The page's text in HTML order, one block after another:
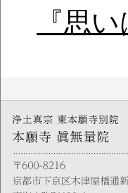
『思